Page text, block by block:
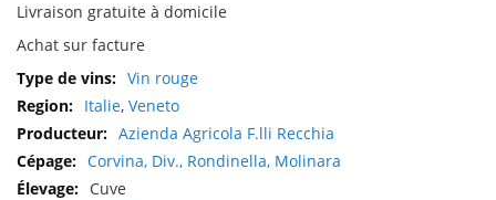
Livraison gratuite à domicile
Achat sur facture
Plus
d'infos
Vin rouge
Italie, Veneto
Azienda Agricola F.lli Recchia
Corvina, Div., Rondinella, Molinara
Cuve